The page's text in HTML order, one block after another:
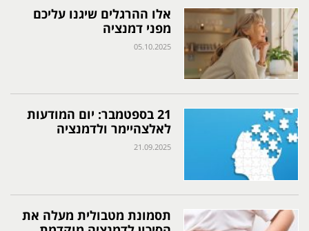
אלו ההרגלים שיגנו עליכם
מפני דמנציה
05.10.2025
21 בספטמבר: יום המודעות
לאלצהיימר ולדמנציה
21.09.2025
תסמונת מטבולית מעלה את